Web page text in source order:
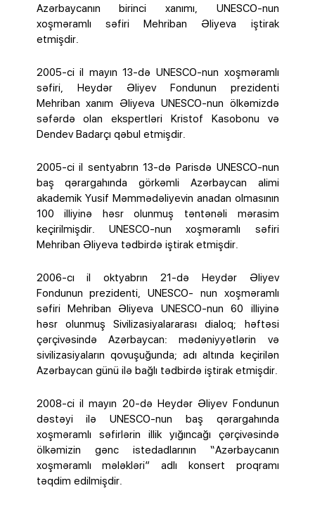
Azərbaycanın birinci xanımı, UNESCO-nun
xoşməramlı səfiri Mehriban Əliyeva iştirak
etmişdir.
2005-ci il mayın 13-də UNESCO-nun xoşməramlı
səfiri, Heydər Əliyev Fondunun prezidenti
Mehriban xanım Əliyeva UNESCO-nun ölkəmizdə
səfərdə olan ekspertləri Kristof Kasobonu və
Dendev Badarçı qəbul etmişdir.
2005-ci il sentyabrın 13-də Parisdə UNESCO-nun
baş qərargahında görkəmli Azərbaycan alimi
akademik Yusif Məmmədəliyevin anadan olmasının
100 illiyinə həsr olunmuş təntənəli mərasim
keçirilmişdir. UNESCO-nun xoşməramlı səfiri
Mehriban Əliyeva tədbirdə iştirak etmişdir.
2006-cı il oktyabrın 21-də Heydər Əliyev
Fondunun prezidenti, UNESCO- nun xoşməramlı
səfiri Mehriban Əliyeva UNESCO-nun 60 illiyinə
həsr olunmuş Sivilizasiyalararası dialoq; həftəsi
çərçivəsində Azərbaycan: mədəniyyətlərin və
sivilizasiyaların qovuşuğunda; adı altında keçirilən
Azərbaycan günü ilə bağlı tədbirdə iştirak etmişdir.
2008-ci il mayın 20-də Heydər Əliyev Fondunun
dəstəyi ilə UNESCO-nun baş qərargahında
xoşməramlı səfirlərin illik yığıncağı çərçivəsində
ölkəmizin gənc istedadlarının “Azərbaycanın
xoşməramlı mələkləri” adlı konsert proqramı
təqdim edilmişdir.